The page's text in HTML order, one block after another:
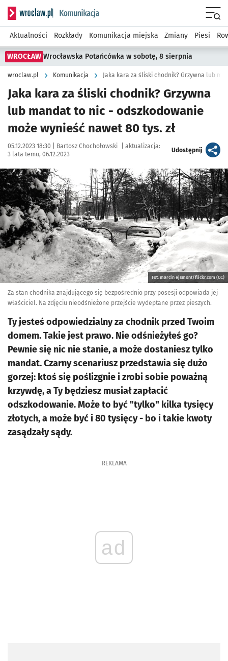
Serwis informacyjny wroclaw.pl podserwis: Komunikacja
Aktualności Rozkłady Komunikacja miejska Zmiany Piesi
WROCŁAW Wrocławska Potańcówka w sobotę, 8 sierpnia
wroclaw.pl Komunikacja
Jaka kara za śliski chodnik? Grzywna
lub mandat to nic - odszkodowanie
może wynieść nawet 80 tys. zł
Data publikacji:
05.12.2023 18:30 | Autor:
Bartosz Chochołowski
aktualizacja:
3 lata temu, 06.12.2023
Udostępnijartykuł
Kliknij, aby powiększyć
Fot. marcin ejsmont/flickr.com (CC)
Za stan chodnika znajdującego się bezpośrednio przy posesji odpowiada jej
właściciel. Na zdjęciu nieodśnieżone przejście wydeptane przez pieszych.
Ty jesteś odpowiedzialny za chodnik przed Twoim
domem. Takie jest prawo. Nie odśnieżyłeś go?
Pewnie się nic nie stanie, a może dostaniesz tylko
mandat. Czarny scenariusz przedstawia się dużo
gorzej: ktoś się poślizgnie i zrobi sobie poważną
krzywdę, a Ty będziesz musiał zapłacić
odszkodowanie. Może to być "tylko" kilka tysięcy
złotych, a może być i 80 tysięcy - bo i takie kwoty
zasądzały sądy.
REKLAMA
ad